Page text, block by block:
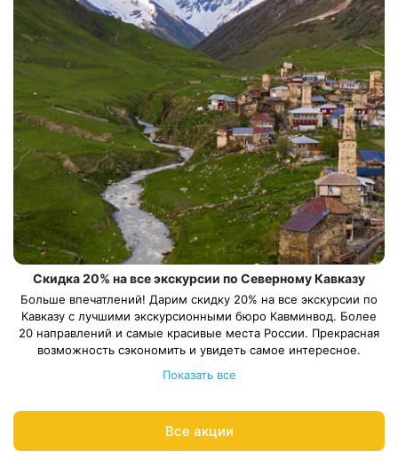
Скидка 20% на все экскурсии по Северному Кавказу
Больше впечатлений! Дарим скидку 20% на все экскурсии по
Кавказу с лучшими экскурсионными бюро Кавминвод. Более
20 направлений и самые красивые места России. Прекрасная
возможность сэкономить и увидеть самое интересное.
Подробнее об акции
С теплом и заботой, Курорт26.ру
Показать все
Все акции